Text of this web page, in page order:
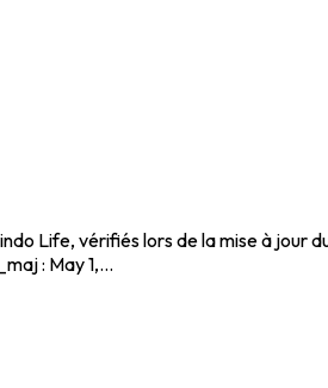
Life, vérifiés lors de la mise à jour
: May 1,...